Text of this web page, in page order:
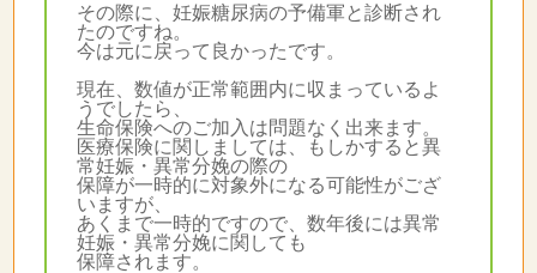
その際に、妊娠糖尿病の予備軍と診断され
たのですね。
今は元に戻って良かったです。
現在、数値が正常範囲内に収まっているよ
うでしたら、
生命保険へのご加入は問題なく出来ます。
医療保険に関しましては、もしかすると異
常妊娠・異常分娩の際の
保障が一時的に対象外になる可能性がござ
いますが、
あくまで一時的ですので、数年後には異常
妊娠・異常分娩に関しても
保障されます。